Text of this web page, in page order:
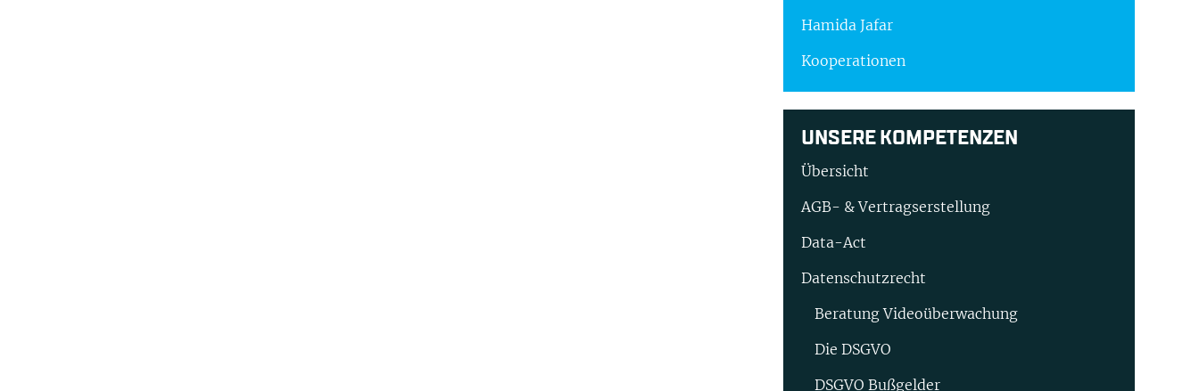
Hamida Jafar
Kooperationen
UNSERE KOMPETENZEN
Übersicht
AGB- & Vertragserstellung
Data-Act
Datenschutzrecht
Beratung Video­überwachung
Die DSGVO
DSGVO Bußgelder